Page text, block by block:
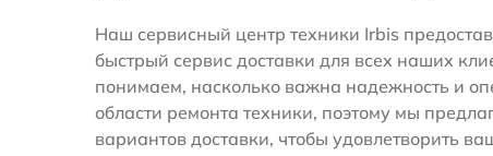
Наш сервисный центр техники Irbis
быстрый сервис доставки для всех наших
понимаем, насколько важна надежность и
области ремонта техники, поэтому мы
вариантов доставки, чтобы удовлетворить